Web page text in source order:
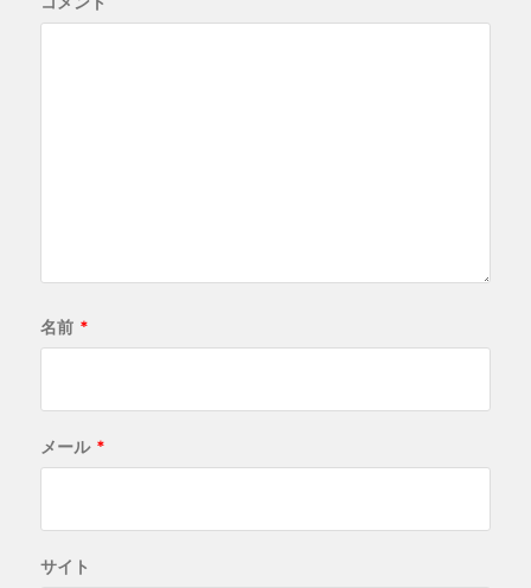
名前 *
メール *
サイト